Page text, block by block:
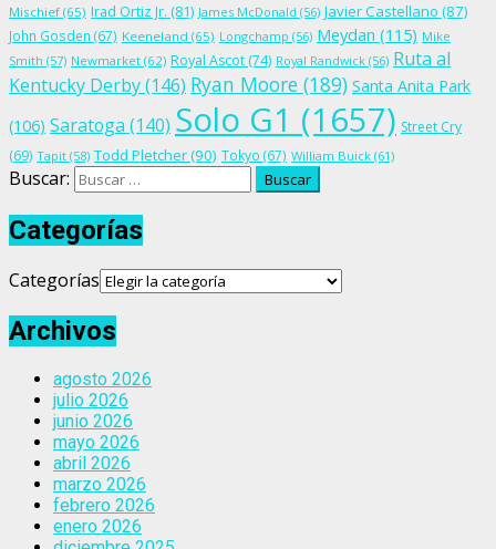
Mischief (65) Irad Ortiz Jr. (81) James McDonald (56) Javier Castellano (87)
John Gosden (67) Keeneland (65) Longchamp (56) Meydan (115) Mike
Smith (57) Newmarket (62) Royal Ascot (74) Royal Randwick (56) Ruta al
Kentucky Derby(146) Ryan Moore (189) Santa Anita Park
(106) Saratoga (140) Solo G1 (1657) Street Cry
(69) Tapit (58) Todd Pletcher(90) Tokyo (67) William Buick (61)
Buscar:
Categorías
Categorías
Archivos
agosto 2026
julio 2026
junio 2026
mayo 2026
abril 2026
marzo 2026
febrero 2026
enero 2026